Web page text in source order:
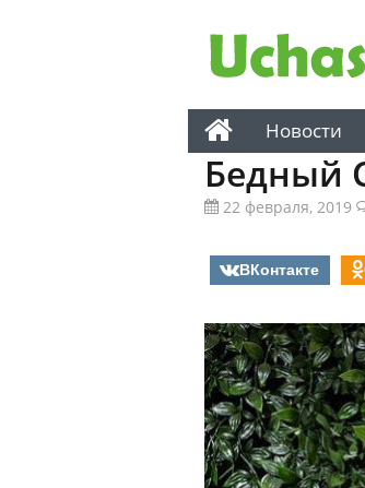
Новости
Бедный
22 февраля, 2019
ВКонтакте